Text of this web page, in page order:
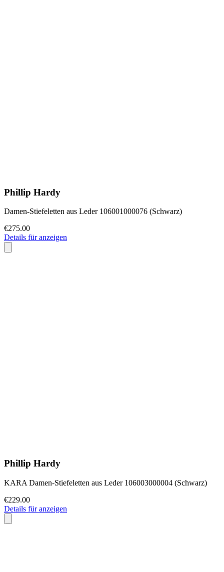
Phillip Hardy
Damen-Stiefeletten aus Leder 106001000076 (Schwarz)
€275.00
Details für anzeigen
Phillip Hardy
KARA Damen-Stiefeletten aus Leder 106003000004 (Schwarz)
€229.00
Details für anzeigen